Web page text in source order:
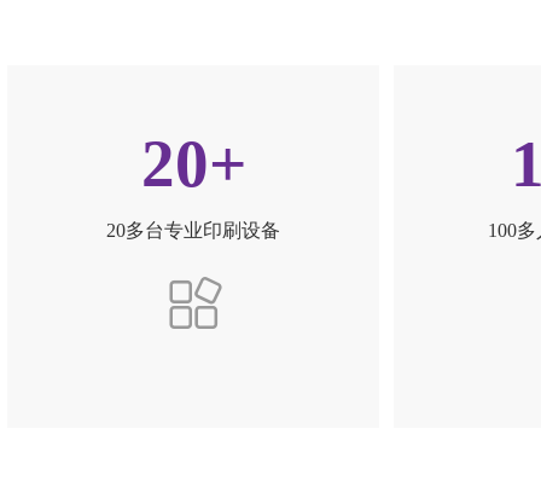
20+
20多台专业印刷设备 100